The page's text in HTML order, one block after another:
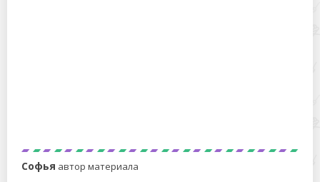
Софья автор материала